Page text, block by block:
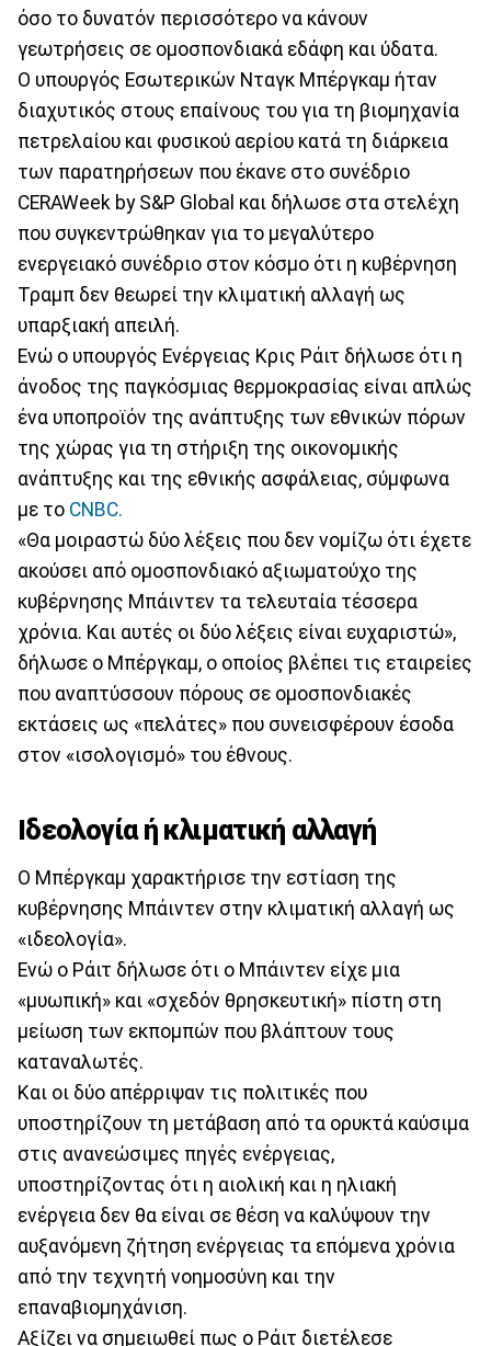
όσο το δυνατόν περισσότερο να κάνουν
γεωτρήσεις σε ομοσπονδιακά εδάφη και ύδατα.
Ο υπουργός Εσωτερικών Νταγκ Μπέργκαμ ήταν
διαχυτικός στους επαίνους του για τη βιομηχανία
πετρελαίου και φυσικού αερίου κατά τη διάρκεια
των παρατηρήσεων που έκανε στο συνέδριο
CERAWeek by S&P Global και δήλωσε στα στελέχη
που συγκεντρώθηκαν για το μεγαλύτερο
ενεργειακό συνέδριο στον κόσμο ότι η κυβέρνηση
Τραμπ δεν θεωρεί την κλιματική αλλαγή ως
υπαρξιακή απειλή.
Ενώ ο υπουργός Ενέργειας Κρις Ράιτ δήλωσε ότι η
άνοδος της παγκόσμιας θερμοκρασίας είναι απλώς
ένα υποπροϊόν της ανάπτυξης των εθνικών πόρων
της χώρας για τη στήριξη της οικονομικής
ανάπτυξης και της εθνικής ασφάλειας, σύμφωνα
με το CNBC.
«Θα μοιραστώ δύο λέξεις που δεν νομίζω ότι έχετε
ακούσει από ομοσπονδιακό αξιωματούχο της
κυβέρνησης Μπάιντεν τα τελευταία τέσσερα
χρόνια. Και αυτές οι δύο λέξεις είναι ευχαριστώ»,
δήλωσε ο Μπέργκαμ, ο οποίος βλέπει τις εταιρείες
που αναπτύσσουν πόρους σε ομοσπονδιακές
εκτάσεις ως «πελάτες» που συνεισφέρουν έσοδα
στον «ισολογισμό» του έθνους.
Ιδεολογία ή κλιματική αλλαγή
Ο Μπέργκαμ χαρακτήρισε την εστίαση της
κυβέρνησης Μπάιντεν στην κλιματική αλλαγή ως
«ιδεολογία».
Ενώ ο Ράιτ δήλωσε ότι ο Μπάιντεν είχε μια
«μυωπική» και «σχεδόν θρησκευτική» πίστη στη
μείωση των εκπομπών που βλάπτουν τους
καταναλωτές.
Και οι δύο απέρριψαν τις πολιτικές που
υποστηρίζουν τη μετάβαση από τα ορυκτά καύσιμα
στις ανανεώσιμες πηγές ενέργειας,
υποστηρίζοντας ότι η αιολική και η ηλιακή
ενέργεια δεν θα είναι σε θέση να καλύψουν την
αυξανόμενη ζήτηση ενέργειας τα επόμενα χρόνια
από την τεχνητή νοημοσύνη και την
επαναβιομηχάνιση.
Αξίζει να σημειωθεί πως ο Ράιτ διετέλεσε